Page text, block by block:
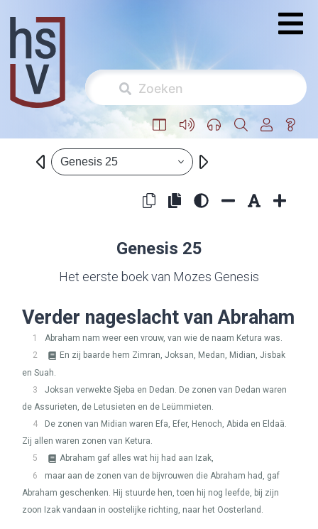
Genesis 25
Genesis 25
Het eerste boek van Mozes Genesis
Verder nageslacht van Abraham
1
Abraham nam weer een vrouw, van wie de naam Ketura was.
2
En zij baarde hem Zimran, Joksan, Medan, Midian, Jisbak
en Suah.
3
Joksan verwekte Sjeba en Dedan. De zonen van Dedan waren
de Assurieten, de Letusieten en de Leümmieten.
4
De zonen van Midian waren Efa, Efer, Henoch, Abida en Eldaä.
Zij allen waren zonen van Ketura.
5
Abraham gaf alles wat hij had aan Izak,
6
maar aan de zonen van de bijvrouwen die Abraham had, gaf
Abraham geschenken. Hij stuurde hen, toen hij nog leefde, bij zijn
zoon Izak vandaan in oostelijke richting, naar het Oosterland.